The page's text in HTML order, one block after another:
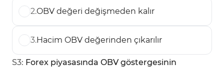
2.OBV değeri değişmeden kalır
3.Hacim OBV değerinden çıkarılır
S3: Forex piyasasında OBV göstergesinin